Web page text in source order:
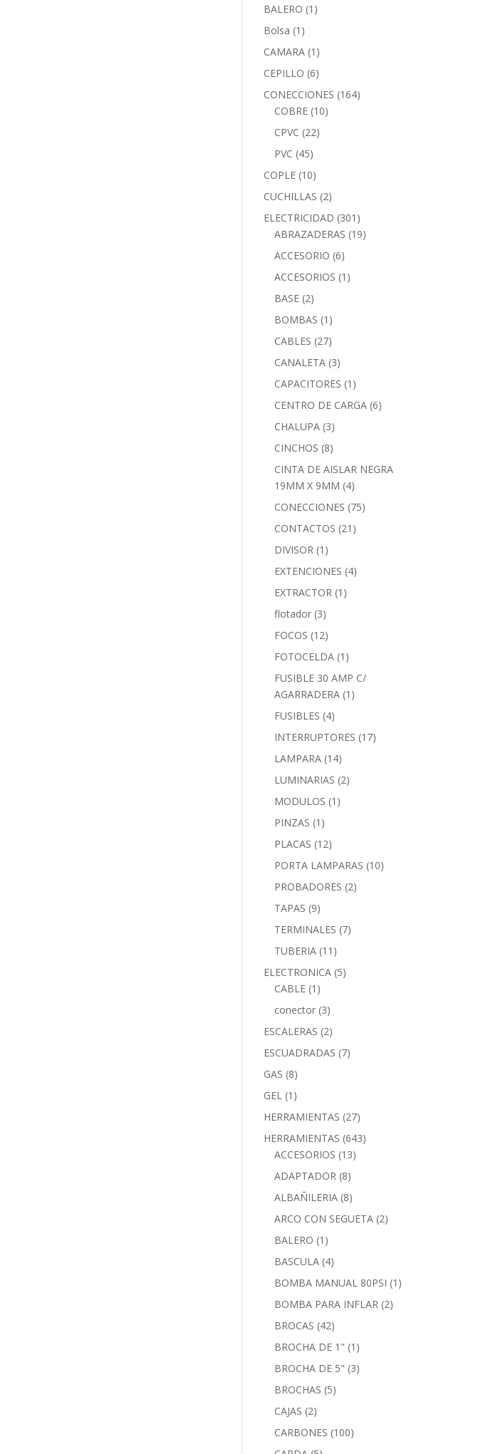
BALERO (1)
Bolsa (1)
CAMARA (1)
CEPILLO (6)
CONECCIONES (164)
COBRE (10)
CPVC (22)
PVC (45)
COPLE (10)
CUCHILLAS (2)
ELECTRICIDAD (301)
ABRAZADERAS (19)
ACCESORIO (6)
ACCESORIOS (1)
BASE (2)
BOMBAS (1)
CABLES (27)
CANALETA (3)
CAPACITORES (1)
CENTRO DE CARGA (6)
CHALUPA (3)
CINCHOS (8)
CINTA DE AISLAR NEGRA
19MM X 9MM (4)
CONECCIONES (75)
CONTACTOS (21)
DIVISOR (1)
EXTENCIONES (4)
EXTRACTOR (1)
flotador (3)
FOCOS (12)
FOTOCELDA (1)
FUSIBLE 30 AMP C/
AGARRADERA (1)
FUSIBLES (4)
INTERRUPTORES (17)
LAMPARA (14)
LUMINARIAS (2)
MODULOS (1)
PINZAS (1)
PLACAS (12)
PORTA LAMPARAS (10)
PROBADORES (2)
TAPAS (9)
TERMINALES (7)
TUBERIA (11)
ELECTRONICA (5)
CABLE (1)
conector (3)
ESCALERAS (2)
ESCUADRADAS (7)
GAS (8)
GEL (1)
HERRAMIENTAS (27)
HERRAMIENTAS (643)
ACCESORIOS (13)
ADAPTADOR (8)
ALBAÑILERIA (8)
ARCO CON SEGUETA (2)
BALERO (1)
BASCULA (4)
BOMBA MANUAL 80PSI (1)
BOMBA PARA INFLAR (2)
BROCAS (42)
BROCHA DE 1" (1)
BROCHA DE 5" (3)
BROCHAS (5)
CAJAS (2)
CARBONES (100)